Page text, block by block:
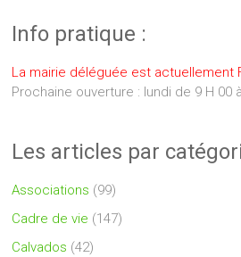
Info pratique :
La mairie déléguée est actuellement
Prochaine ouverture : lundi de 9 H 00
Les articles par
Associations (99)
Cadre de vie (147)
Calvados (42)